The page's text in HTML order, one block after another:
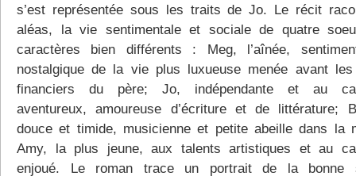
s’est représentée sous les traits de Jo. Le récit
aléas, la vie sentimentale et sociale de quatre
caractères bien différents : Meg, l’aînée,
nostalgique de la vie plus luxueuse menée avant
financiers du père; Jo, indépendante et au
aventureux, amoureuse d’écriture et de littérature;
douce et timide, musicienne et petite abeille dans la
Amy, la plus jeune, aux talents artistiques et au
enjoué. Le roman trace un portrait de la bonne